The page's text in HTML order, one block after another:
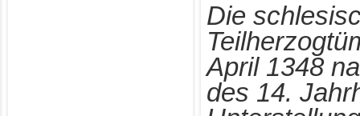
Die
April 1348
des 14.